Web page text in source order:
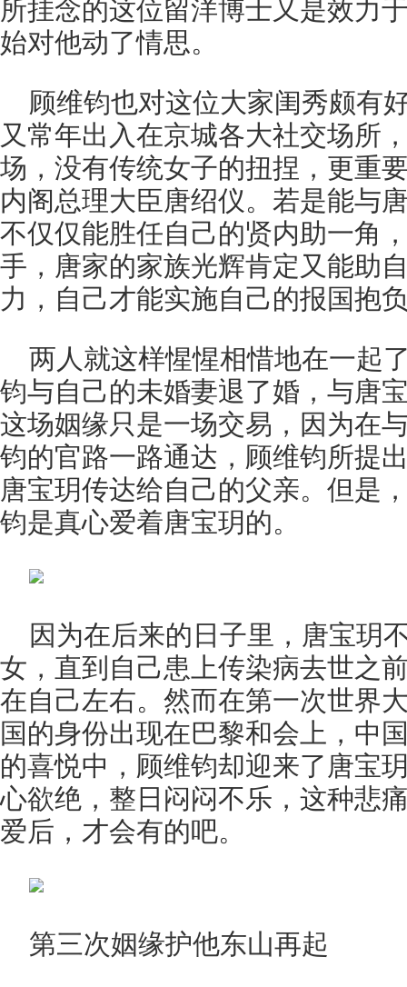
所挂念的这位留洋博士又是效力
始对他动了情思。
顾维钧也对这位大家闺秀颇有
又常年出入在京城各大社交场所
场，没有传统女子的扭捏，更重
内阁总理大臣唐绍仪。若是能与
不仅仅能胜任自己的贤内助一角
手，唐家的家族光辉肯定又能助
力，自己才能实施自己的报国抱
两人就这样惺惺相惜地在一起
钧与自己的未婚妻退了婚，与唐
这场姻缘只是一场交易，因为在
钧的官路一路通达，顾维钧所提
唐宝玥传达给自己的父亲。但是
钧是真心爱着唐宝玥的。
因为在后来的日子里，唐宝玥
女，直到自己患上传染病去世之
在自己左右。然而在第一次世界
国的身份出现在巴黎和会上，中
的喜悦中，顾维钧却迎来了唐宝
心欲绝，整日闷闷不乐，这种悲
爱后，才会有的吧。
第三次姻缘护他东山再起